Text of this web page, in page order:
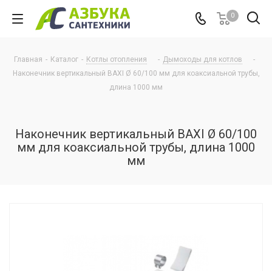
0
Главная - Каталог - Котлы отопления - Дымоходы для котлов
-
Наконечник вертикальный BAXI Ø 60/100 мм для коаксиальной трубы,
длина 1000 мм
Наконечник вертикальный BAXI Ø 60/100
мм для коаксиальной трубы, длина 1000
мм